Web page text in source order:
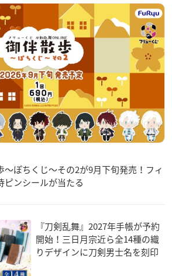
～ぽちくじ～その2が9月下旬発売！フィ
ピンシールが当たる
『刀剣乱舞』2027年手帳が予約
開始！三日月宗近ら全14種の織
りデザインに刀剣男士名を刻印